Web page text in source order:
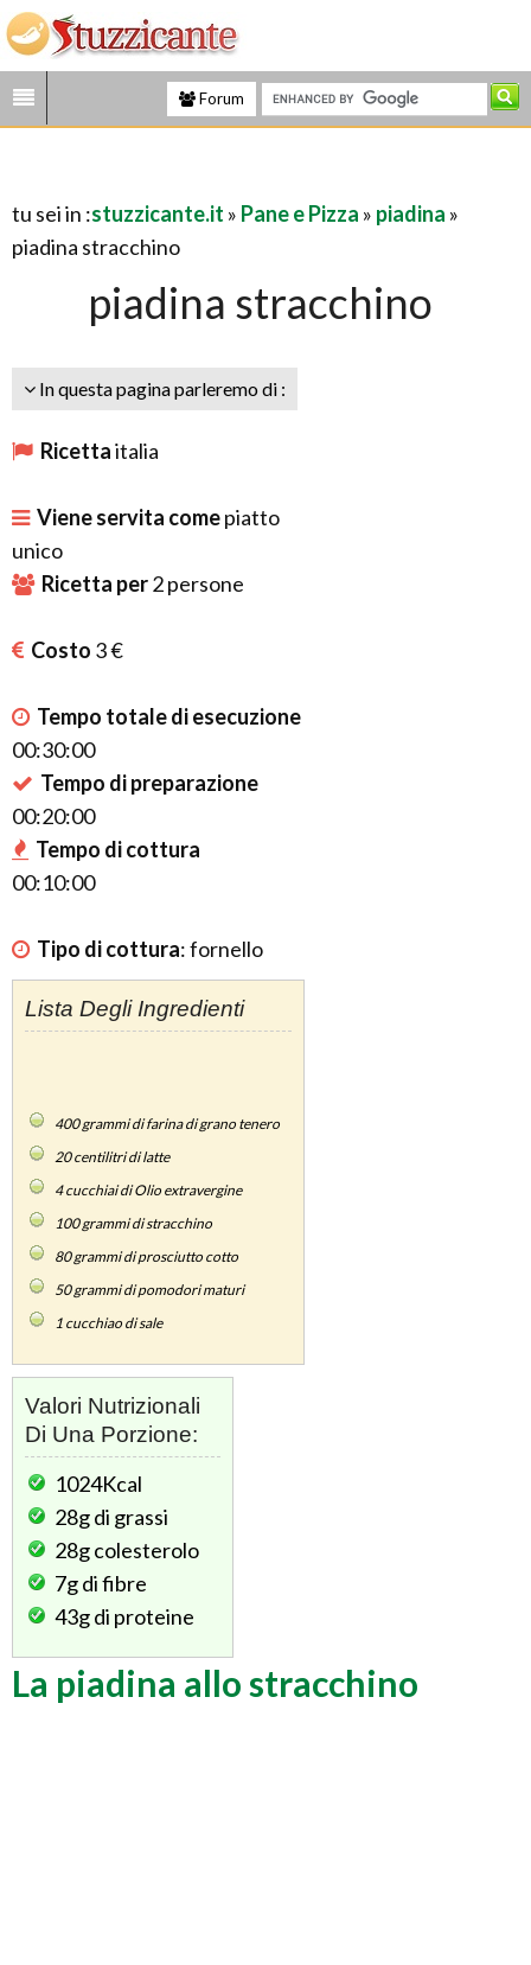
Forum
tu sei in :stuzzicante.it » Pane e Pizza » piadina »
piadina stracchino
piadina stracchino
In questa pagina parleremo di :
Ricettaitalia
Viene servita comepiatto
unico
Ricetta per2persone
Costo 3 €
Tempo totale di esecuzione
00:30:00
Tempo di preparazione
00:20:00
Tempo di cottura
00:10:00
Tipo di cottura:fornello
Lista Degli Ingredienti
400grammi di farina di grano tenero
20centilitri di latte
4cucchiai di Olio extravergine
100grammi di stracchino
80grammi di prosciutto cotto
50grammi di pomodori maturi
1 cucchiao di sale
Valori Nutrizionali
Di Una Porzione:
1024Kcal
28gdi grassi
28gcolesterolo
7gdi fibre
43gdi proteine
La piadina allo stracchino